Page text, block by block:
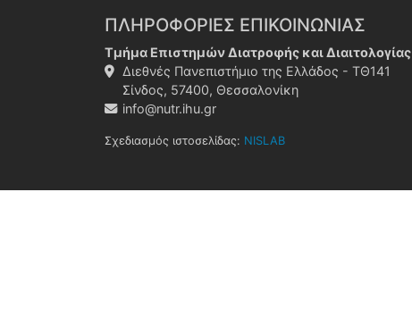
ΠΛΗΡΟΦΟΡΙΕΣ ΕΠΙΚΟΙΝΩΝΙΑΣ
Τμήμα Επιστημών Διατροφής και Διαιτολογίας
Διεθνές Πανεπιστήμιο της Ελλάδος - ΤΘ141
Σίνδος, 57400, Θεσσαλονίκη
info@nutr.ihu.gr
Σχεδιασμός ιστοσελίδας: NISLAB